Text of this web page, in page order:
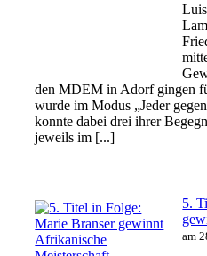
den MDEM in Adorf gingen
wurde im Modus „Jeder
konnte dabei drei ihrer
jeweils im [...]
5.
am